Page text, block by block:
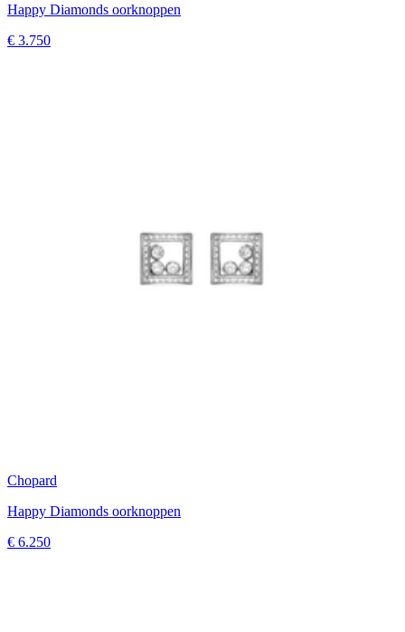
Happy Diamonds oorknoppen
€ 3.750
Chopard
Happy Diamonds oorknoppen
€ 6.250